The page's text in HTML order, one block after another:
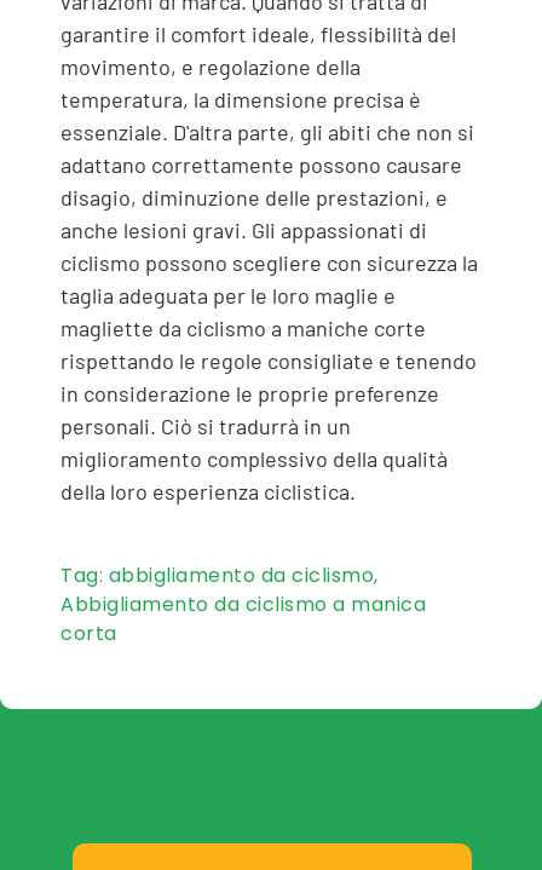
garantire il comfort ideale, flessibilità del
movimento, e regolazione della
temperatura, la dimensione precisa è
essenziale. D'altra parte, gli abiti che non si
adattano correttamente possono causare
disagio, diminuzione delle prestazioni, e
anche lesioni gravi. Gli appassionati di
ciclismo possono scegliere con sicurezza la
taglia adeguata per le loro maglie e
magliette da ciclismo a maniche corte
rispettando le regole consigliate e tenendo
in considerazione le proprie preferenze
personali. Ciò si tradurrà in un
miglioramento complessivo della qualità
della loro esperienza ciclistica.
Tag: abbigliamento da ciclismo,
Abbigliamento da ciclismo a manica
corta